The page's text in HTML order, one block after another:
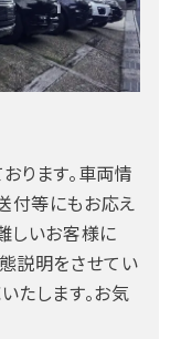
ります。車両情
付等にもお応え
しいお客様に
説明をさせてい
たします。お気